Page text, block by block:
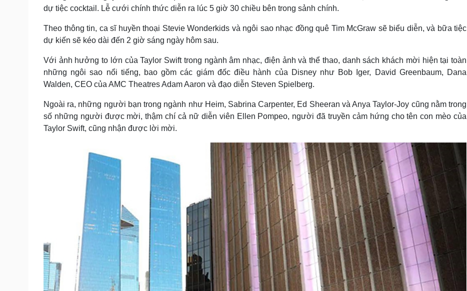
dự tiệc cocktail. Lễ cưới chính thức diễn ra lúc 5 giờ 30 chiều bên trong sảnh chính.
Theo thông tin, ca sĩ huyền thoại Stevie Wonderkids và ngôi sao nhạc đồng quê Tim McGraw sẽ biểu diễn, và bữa tiệc
dự kiến ​​sẽ kéo dài đến 2 giờ sáng ngày hôm sau.
Với ảnh hưởng to lớn của Taylor Swift trong ngành âm nhạc, điện ảnh và thể thao, danh sách khách mời hiện tại toàn
những ngôi sao nổi tiếng, bao gồm các giám đốc điều hành của Disney như Bob Iger, David Greenbaum, Dana
Walden, CEO của AMC Theatres Adam Aaron và đạo diễn Steven Spielberg.
Ngoài ra, những người bạn trong ngành như Heim, Sabrina Carpenter, Ed Sheeran và Anya Taylor-Joy cũng nằm trong
số những người được mời, thậm chí cả nữ diễn viên Ellen Pompeo, người đã truyền cảm hứng cho tên con mèo của
Taylor Swift, cũng nhận được lời mời.